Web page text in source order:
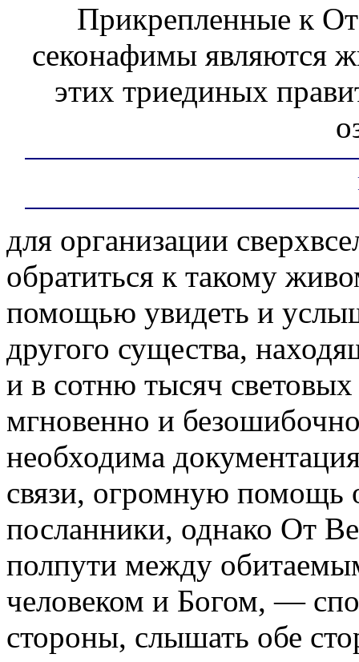
Прикрепленные к
секонафимы являются
этих триединых
для организации
обратиться к такому
помощью увидеть и
другого существа,
и в сотню тысяч световых
мгновенно и
необходима
связи, огромную помощь
посланники, однако От
полпути между
человеком и Богом, —
стороны, слышать обе